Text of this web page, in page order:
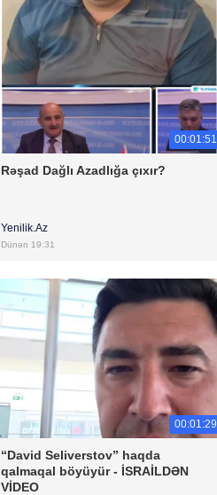
00:01:51
Rəşad Dağlı Azadlığa çıxır?
Yenilik.Az
Dünən 19:31
00:01:29
“David Seliverstov” haqda
qalmaqal böyüyür - İSRAİLDƏN
VİDEO